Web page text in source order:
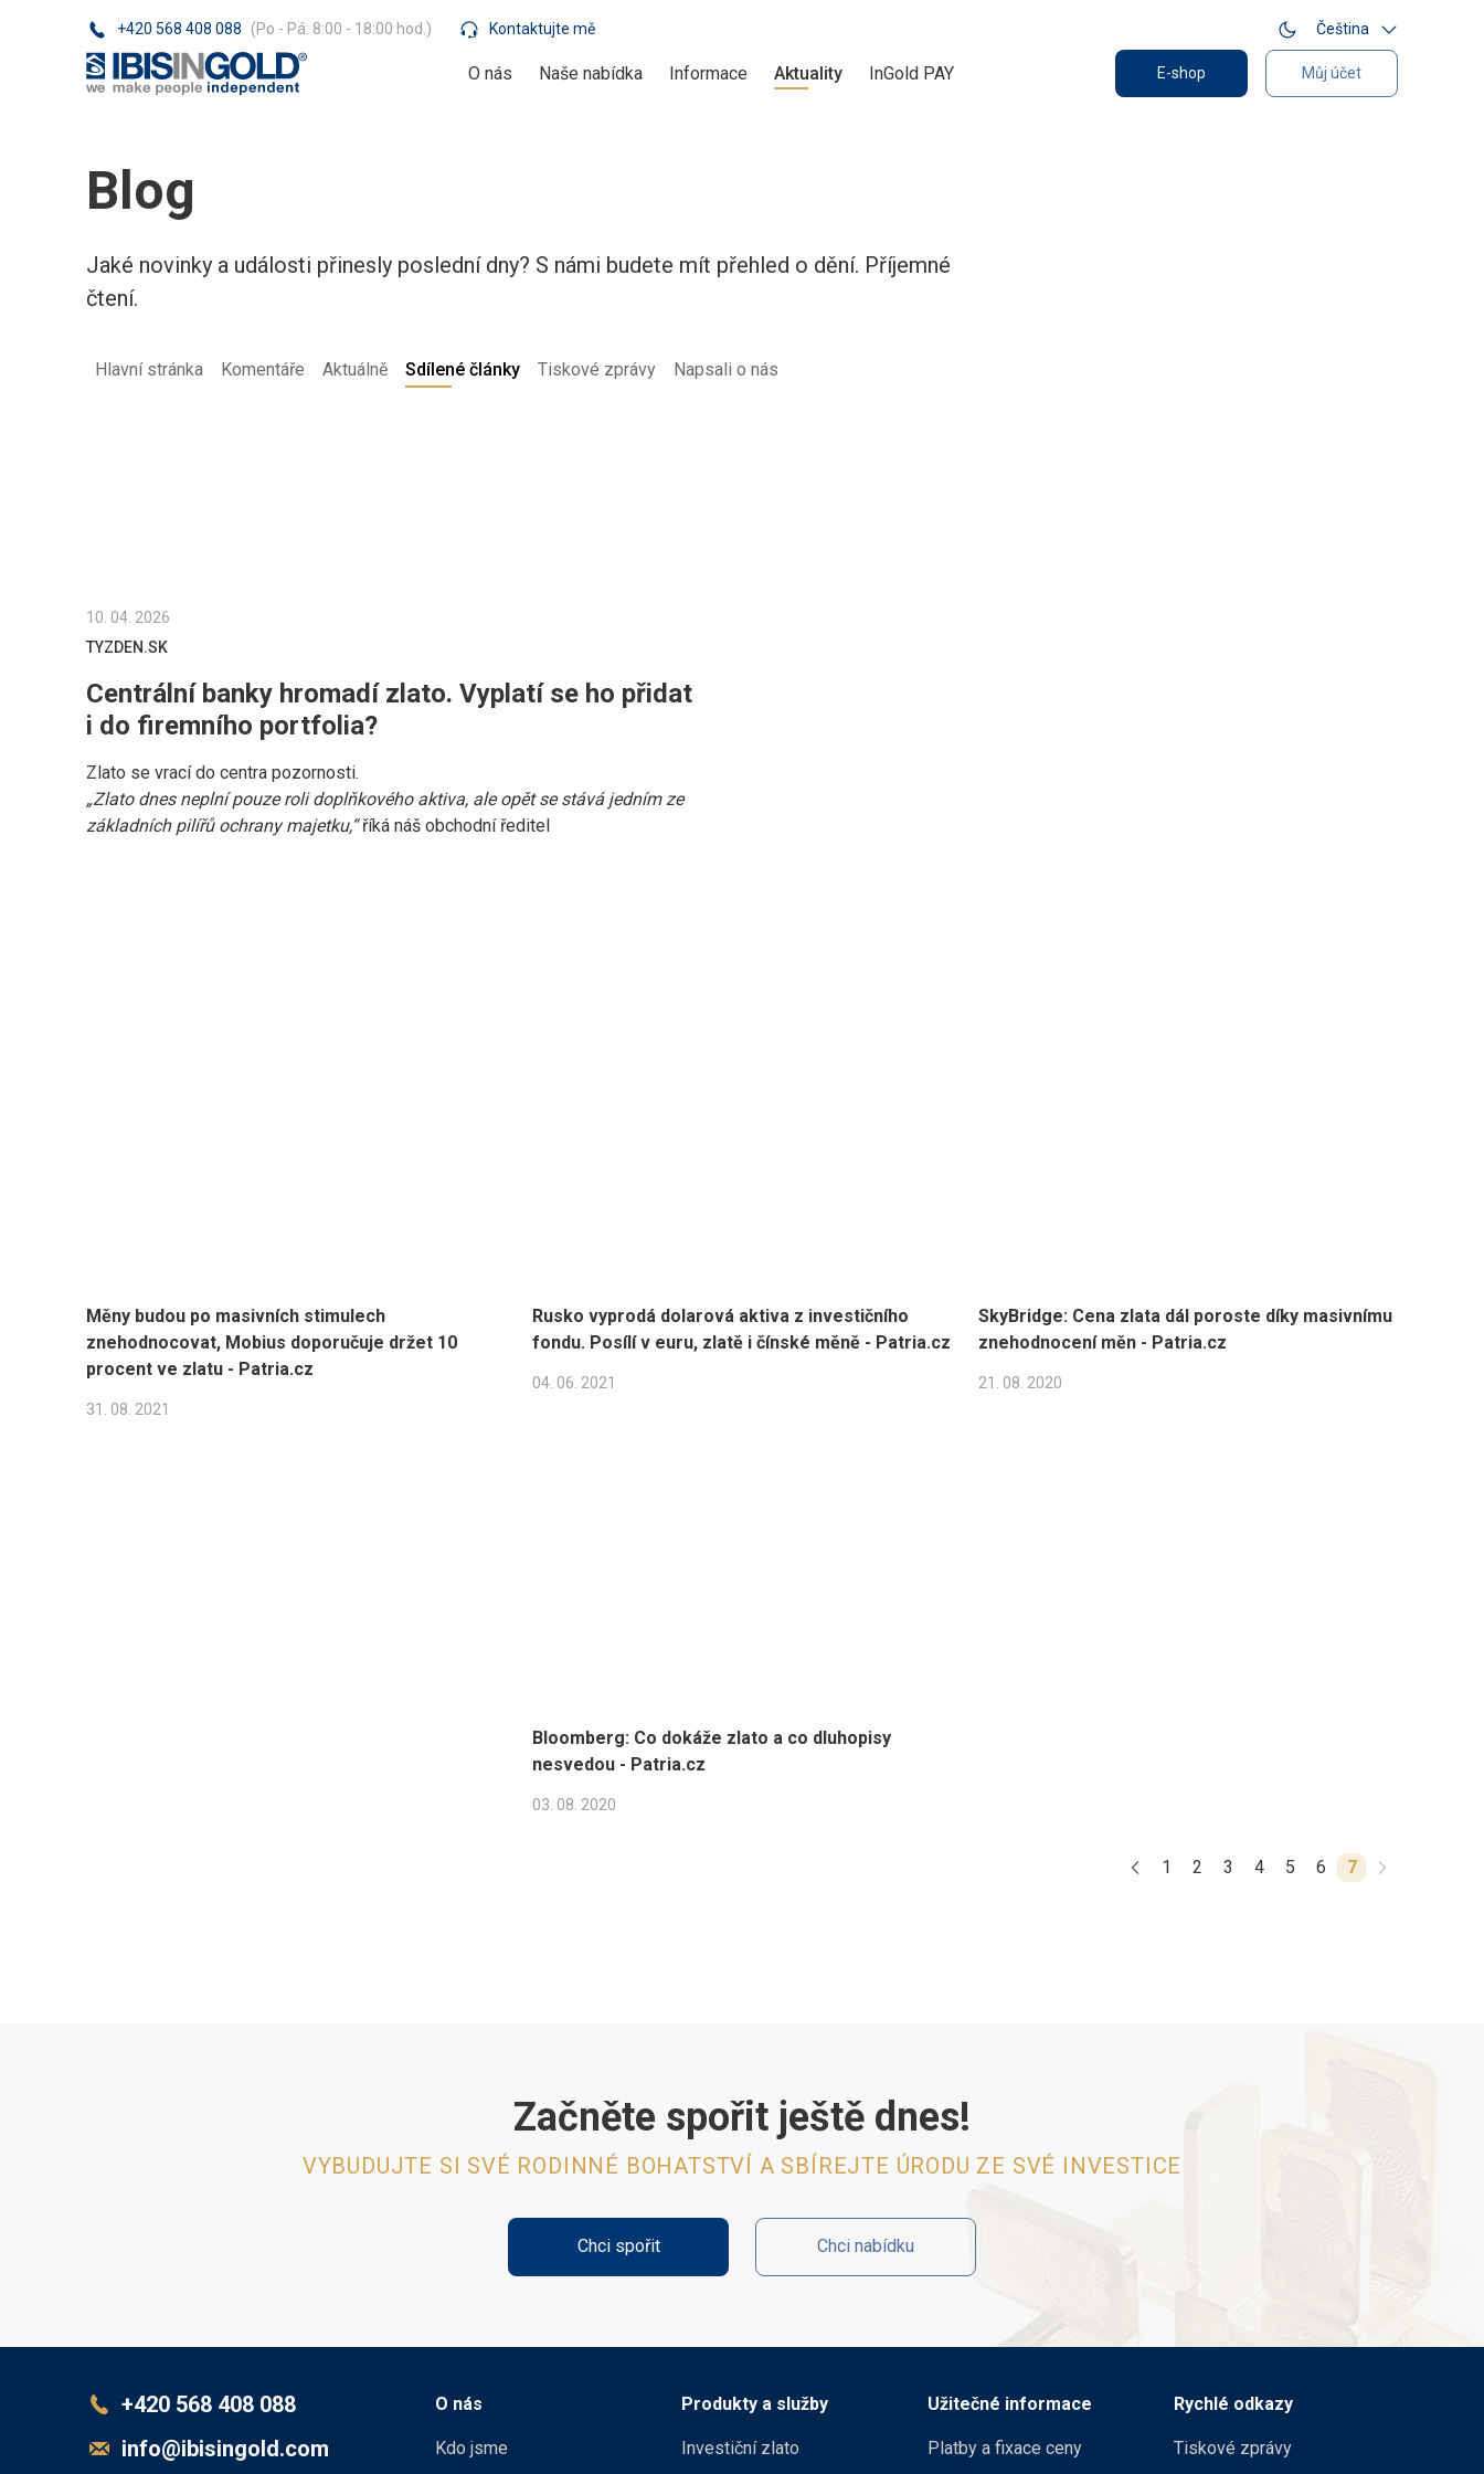
+420 568 408 088 (Po - Pá: 8:00 - 18:00 hod.) Kontaktujte mě Čeština
O nás Naše nabídka Informace Aktuality InGold PAY E-shop Můj účet
Blog
Jaké novinky a události přinesly poslední dny? S námi budete mít přehled o dění. Příjemné
čtení.
Hlavní stránka Komentáře Aktuálně Sdílené články Tiskové zprávy Napsali o nás
10. 04. 2026
TYZDEN.SK
Centrální banky hromadí zlato. Vyplatí se ho přidat
i do firemního portfolia?
Zlato se vrací do centra pozornosti.
„Zlato dnes neplní pouze roli doplňkového aktiva, ale opět se stává jedním ze
základních pilířů ochrany majetku,“říká náš obchodní ředitel
Měny budou po masivních stimulech
znehodnocovat, Mobius doporučuje držet 10
procent ve zlatu - Patria.cz
31. 08. 2021
Rusko vyprodá dolarová aktiva z investičního
fondu. Posílí v euru, zlatě i čínské měně - Patria.cz
04. 06. 2021
SkyBridge: Cena zlata dál poroste díky masivnímu
znehodnocení měn - Patria.cz
21. 08. 2020
Bloomberg: Co dokáže zlato a co dluhopisy
nesvedou - Patria.cz
03. 08. 2020
1 2 3 4 5 6 7
Začněte spořit ještě dnes!
VYBUDUJTE SI SVÉ RODINNÉ BOHATSTVÍ A SBÍREJTE ÚRODU ZE SVÉ INVESTICE
Chci spořit Chci nabídku
+420 568 408 088
info@ibisingold.com
O nás
Kdo jsme
Produkty a služby
Investiční zlato
Užitečné informace
Platby a fixace ceny
Rychlé odkazy
Tiskové zprávy